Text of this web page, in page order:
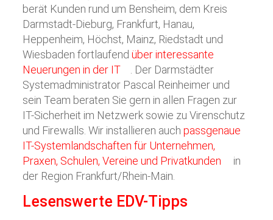
berät Kunden rund um Bensheim, dem Kreis
Darmstadt-Dieburg, Frankfurt, Hanau,
Heppenheim, Höchst, Mainz, Riedstadt und
Wiesbaden fortlaufendüber interessante
Neuerungen in der IT
. Der Darmstädter
Systemadministrator Pascal Reinheimer und
sein Team beraten Sie gern in allen Fragen zur
IT-Sicherheit im Netzwerk sowie zu Virenschutz
und Firewalls. Wir installieren auchpassgenaue
IT-Systemlandschaften für Unternehmen,
Praxen, Schulen, Vereine und Privatkunden
in
der Region Frankfurt/Rhein-Main.
Lesenswerte EDV-Tipps